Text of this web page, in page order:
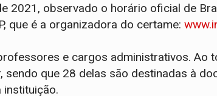
2021, observado o horário oficial de
que é a organizadora do certame:
e cargos administrativos. Ao
sendo que 28 delas são destinadas à